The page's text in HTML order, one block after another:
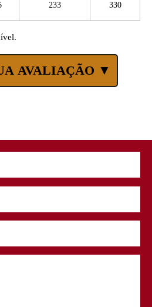
233 330
AVALIAÇÃO ▼